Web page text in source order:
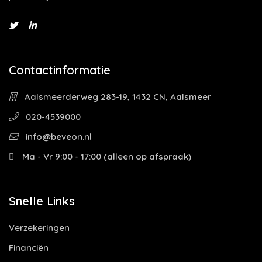
Contactinformatie
Aalsmeerderweg 283-19, 1432 CN, Aalsmeer
020-4539000
info@beveon.nl
Ma - Vr 9:00 - 17:00 (alleen op afspraak)
Snelle Links
Verzekeringen
Financiën